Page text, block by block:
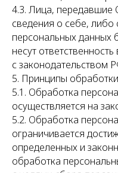
4.3. Лица, передавшие
сведения о себе, либо
персональных данных
несут
с законодательством
5. Принципы
5.1. Обработка
осуществляется на
5.2. Обработка
ограничивается
определенных и
обработка